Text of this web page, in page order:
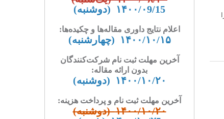
۱۴۰۰/۰9​/15 (دو
شنبه)
اعلام نتایج داوری مقاله‌ها و چکیده‌ها:
۱۴۰۰/۱۰/۱۵ (چهارشنبه)
آخرین مهلت ثبت نام شرکت‌کنندگان
بدون ارائه مقاله:
۱۴۰۰/۱۰/۲​۰ (دوشنبه)
آخرین مهلت ثبت نام و پرداخت هزینه:
۱۴۰۰/۱۰/۲​۰ (دوشنبه)